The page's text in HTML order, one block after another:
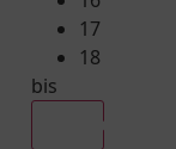
17
18
bis